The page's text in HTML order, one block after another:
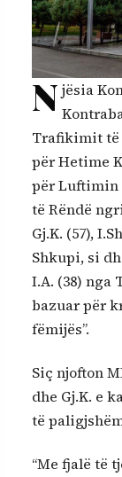
Njësia
Trafikimit të
për Hetime
për Luftimin
të Rëndë
Gj.K. (57),
Shkupi, si
I.A. (38) nga
bazuar për
fëmijës”.
Siç njofton
dhe Gj.K. e
të
“Me fjalë të